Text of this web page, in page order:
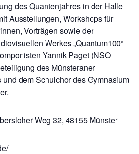
des Quantenjahres in der Halle
Ausstellungen, Workshops für
Vorträgen sowie der
Werkes „Quantum100“
Yannik Paget (NSO
des Münsteraner
dem Schulchor des Gymnasium
Weg 32, 48155 Münster